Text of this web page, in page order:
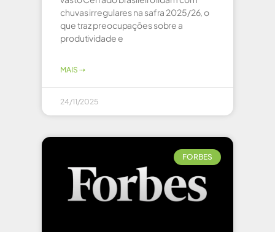
chuvas irregulares na safra 2025/26, o
que traz preocupações sobre a
produtividade e
MAIS ⇢
24/11/2025
FORBES